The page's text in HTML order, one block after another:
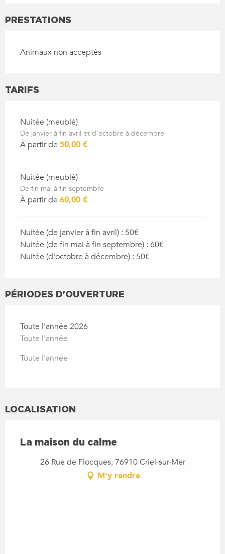
PRESTATIONS
Animaux non acceptés
TARIFS
Nuitée (meublé)
De janvier à fin avril et d'octobre à décembre
À partir de 50,00 €
Nuitée (meublé)
De fin mai à fin septembre
À partir de 60,00 €
Nuitée (de janvier à fin avril) : 50€
Nuitée (de fin mai à fin septembre) : 60€
Nuitée (d'octobre à décembre) : 50€
PÉRIODES D'OUVERTURE
Toute l'année 2026
Toute l'année
Toute l'année
LOCALISATION
La maison du calme
26 Rue de Flocques, 76910 Criel-sur-Mer
M'y rendre